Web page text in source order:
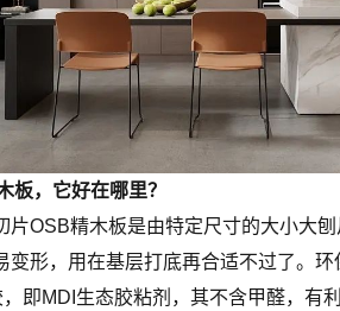
板，它好在哪里？
片OSB精木板是由特定尺寸的大小大
变形，用在基层打底再合适不过了。
即MDI生态胶粘剂，其不含甲醛，有